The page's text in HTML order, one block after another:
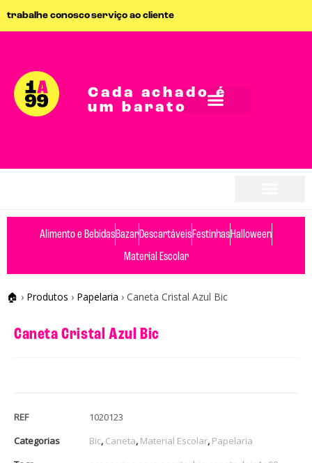
trabalhe conoscoserviço ao cliente
Cada achado é
um barato
Alimento e BebidasBazarDescartáveisFestinhasHalloween
Material Escolar
🏠 › Produtos › Papelaria › Caneta Cristal Azul Bic
Caneta Cristal Azul Bic
REF
1020123
Categorias
Bic, Caneta, Material Escolar, Papelaria